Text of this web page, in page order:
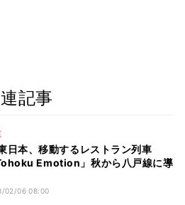
記事
日本、移動するレストラン列車
Emotion」秋から八戸線に導
02/06 08:00